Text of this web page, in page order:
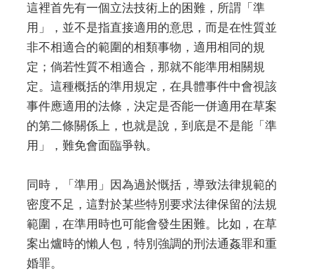
這裡首先有一個立法技術上的困難，所謂「準
用」，並不是指直接適用的意思，而是在性質並
非不相適合的範圍的相類事物，適用相同的規
定；倘若性質不相適合，那就不能準用相關規
定。這種概括的準用規定，在具體事件中會視該
事件應適用的法條，決定是否能一併適用在草案
的第二條關係上，也就是說，到底是不是能「準
用」，難免會面臨爭執。
同時，「準用」因為過於慨括，導致法律規範的
密度不足，這對於某些特別要求法律保留的法規
範圍，在準用時也可能會發生困難。比如，在草
案出爐時的懶人包，特別強調的刑法通姦罪和重
婚罪。